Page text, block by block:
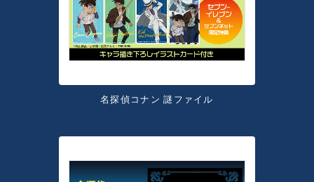
名探偵コナン 謎ファイル